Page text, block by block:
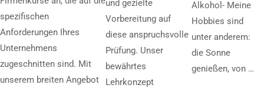
spezifischen
Anforderungen Ihres
Unternehmens
zugeschnitten sind. Mit
unserem breiten Angebot
und gezielte
Vorbereitung auf
diese anspruchsvolle
Prüfung. Unser
bewährtes
Lehrkonzept
Alkohol- Meine
Hobbies sind
unter anderem:
die Sonne
genießen, von …